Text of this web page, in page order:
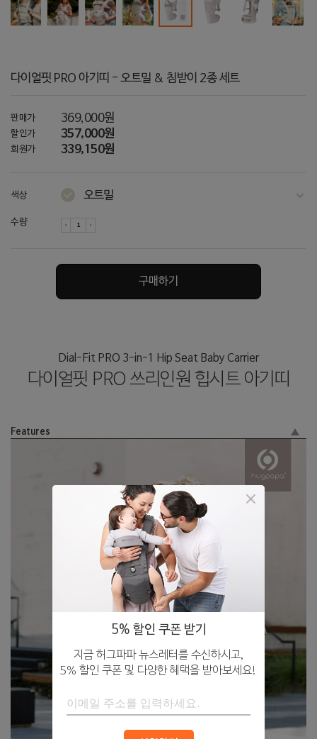
다이얼핏 PRO 아기띠 - 오트밀 & 침받이 2종 세트
판매가 369,000원
할인가 357,000원
회원가 339,150원
색상
오트밀
토프 / 그레이
아이보리
수량
구매하기
Dial-Fit PRO 3-in-1 Hip Seat Baby Carrier
다이얼핏 PRO 쓰리인원 힙시트 아기띠
Features
5% 할인 쿠폰 받기
지금 허그파파 뉴스레터를 수신하시고,
5% 할인 쿠폰 및 다양한 혜택을 받아보세요!